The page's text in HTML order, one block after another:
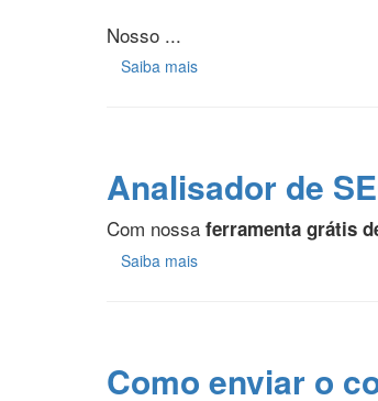
Nosso ...
Saiba mais
Analisador de
Com nossa ferramenta grátis
Saiba mais
Como enviar o